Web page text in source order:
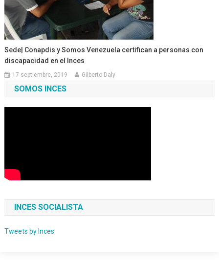
Sede| Conapdis y Somos Venezuela certifican a personas con
discapacidad en el Inces
17 septiembre, 2019 Gilberto Daly
SOMOS INCES
INCES SOCIALISTA
Tweets by Inces